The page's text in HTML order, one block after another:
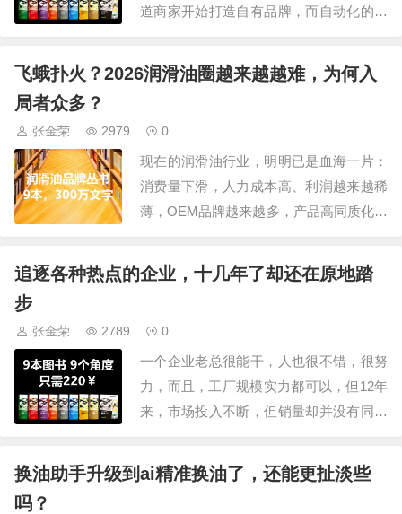
道商家开始打造自有品牌，而自动化的普
涌现已经成为行业典型现象，据南京润道
了解，目前，国内具备调和生产的油企上
至于市面上在售的润滑油品牌，更是多达
8万，至…
飞蛾扑火？2026润滑油圈越来越越难，为何入
局者众多？
张金荣 2979 0
现在的润滑油行业，明明已是血海一片：
消费量下滑，人力成本高、利润越来越稀
薄，OEM品牌越来越多，产品高同质化，
异的是，润滑油品牌和企业数量，反而越
来越多：润滑油相关企业350万，机油企
导热油1万…市面上润滑油品牌数量8万
家…
追逐各种热点的企业，十几年了却还在原地踏
步
张金荣 2789 0
一个企业老总很能干，人也很不错，很努
力，而且，工厂规模实力都可以，但12年
来，市场投入不断，但销量却并没有同步
这些年观察来看，这个企业这些年来，热
门潮流几乎都踩过了，也正因为都踩过
换油助手升级到ai精准换油了，还能更扯淡些
吗？